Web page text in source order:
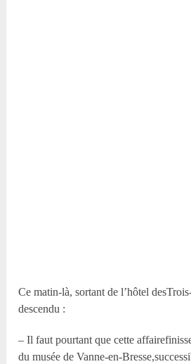
Ce matin-là, sortant de l’hôtel
descendu :
– Il faut pourtant que cette
du musée de Vanne-en-